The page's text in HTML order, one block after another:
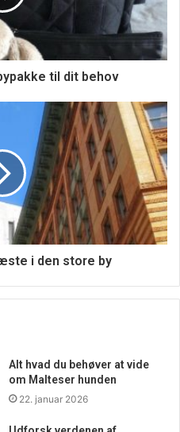
de rigtige her
til dit behov
i den store by
Alt hvad du behøver at vide
om Malteser hunden
22. januar 2026